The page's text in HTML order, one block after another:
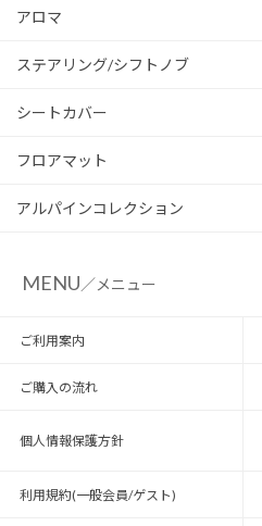
アロマ
ステアリング/シフトノブ
シートカバー
フロアマット
アルパインコレクション
MENU／メニュー
ご利用案内
ご購入の流れ
個人情報保護方針
利用規約(一般会員/ゲスト)